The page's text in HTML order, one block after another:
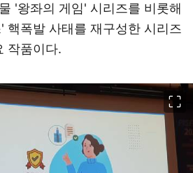
'왕좌의 게임' 시리즈를 비롯해
핵폭발 사태를 재구성한 시리즈
작품이다.